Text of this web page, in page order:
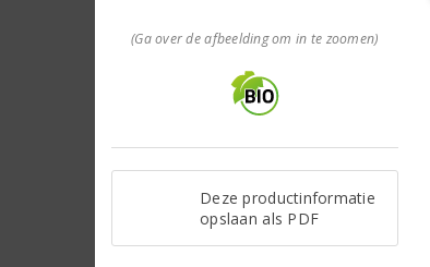
(Ga over de afbeelding om in te zoomen)
Deze productinformatie
opslaan als PDF